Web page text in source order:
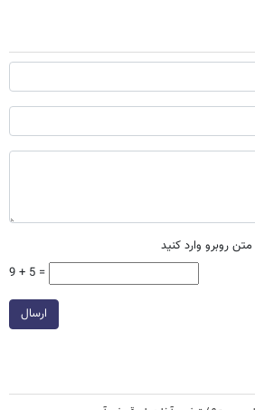
روبرو وارد کنید
9 + 5 =
ارسال